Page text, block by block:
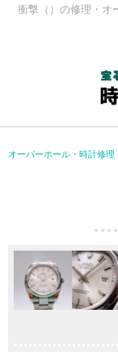
衝撃（）の修理・オ
オーバーホール・時計修理